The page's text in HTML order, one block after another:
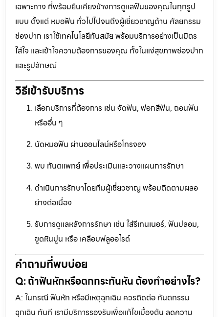
เฉพาะทาง ที่พร้อมยืนเคียงข้างการดูแลฟันของคุณในทุกรูป
แบบ ตั้งแต่ หมอฟัน ทั่วไปไปจนถึงผู้เชี่ยวชาญด้าน ศัลยกรรม
ช่องปาก เราใช้เทคโนโลยีทันสมัย พร้อมบริการอย่างเป็นมิตร
ใส่ใจ และเข้าใจความต้องการของคุณ ทั้งในแง่สุขภาพช่องปาก
และรูปลักษณ์
วิธีเข้ารับบริการ
เลือกบริการที่ต้องการ เช่น จัดฟัน, ฟอกสีฟัน, ถอนฟัน
หรืออื่น ๆ
นัดหมอฟัน ผ่านออนไลน์หรือโทรจอง
พบ ทันตแพทย์ เพื่อประเมินและวางแผนการรักษา
ดำเนินการรักษาโดยทีมผู้เชี่ยวชาญ พร้อมติดตามผลอ
ย่างต่อเนื่อง
รับการดูแลหลังการรักษา เช่น ใส่รีเทนเนอร์, ฟันปลอม,
ขูดหินปูน หรือ เคลือบฟลูออไรด์
คำถามที่พบบ่อย
Q: ถ้าฟันหักหรือตกกระทันหัน ต้องทำอย่างไร?
A: ในกรณี ฟันหัก หรือมีเหตุฉุกเฉิน ควรติดต่อ ทันตกรรม
ฉุกเฉิน ทันที เรามีบริการรองรับเพื่อแก้ไขเบื้องต้น ลดความ